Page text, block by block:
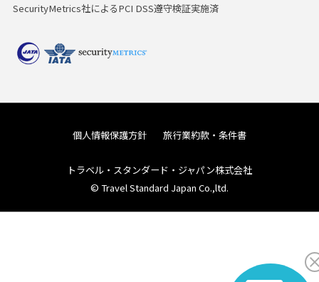
SecurityMetrics社によるPCI DSS遵守検証実施済
個人情報保護方針 旅行業約款・条件書
トラベル・スタンダード・ジャパン株式会社
© Travel Standard Japan Co.,ltd.